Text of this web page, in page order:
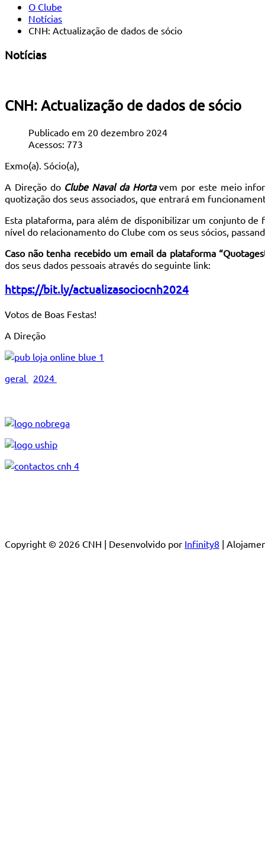
O Clube
Notícias
CNH: Actualização de dados de sócio
Notícias
CNH: Actualização de dados de sócio
Publicado em 20 dezembro 2024
Acessos: 773
Exmo(a). Sócio(a),
A Direção do Clube Naval da Hortavem por este meio
quotização dos seus associados, que entrará em
Esta plataforma, para além de disponibilizar um conjunto
nível do relacionamento do Clube com os seus sócios,
Caso não tenha recebido um email da plataforma
dos seus dados pessoais através do seguinte link:
https://bit.ly/actualizasociocnh2024
Votos de Boas Festas!
A Direção
geral 2024
Copyright © 2026 CNH | Desenvolvido por Infinity8 |